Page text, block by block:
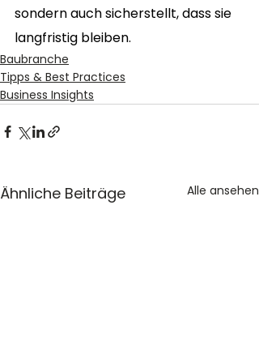
sondern auch sicherstellt, dass sie
langfristig bleiben.
Baubranche
Tipps & Best Practices
Business Insights
Ähnliche Beiträge Alle ansehen